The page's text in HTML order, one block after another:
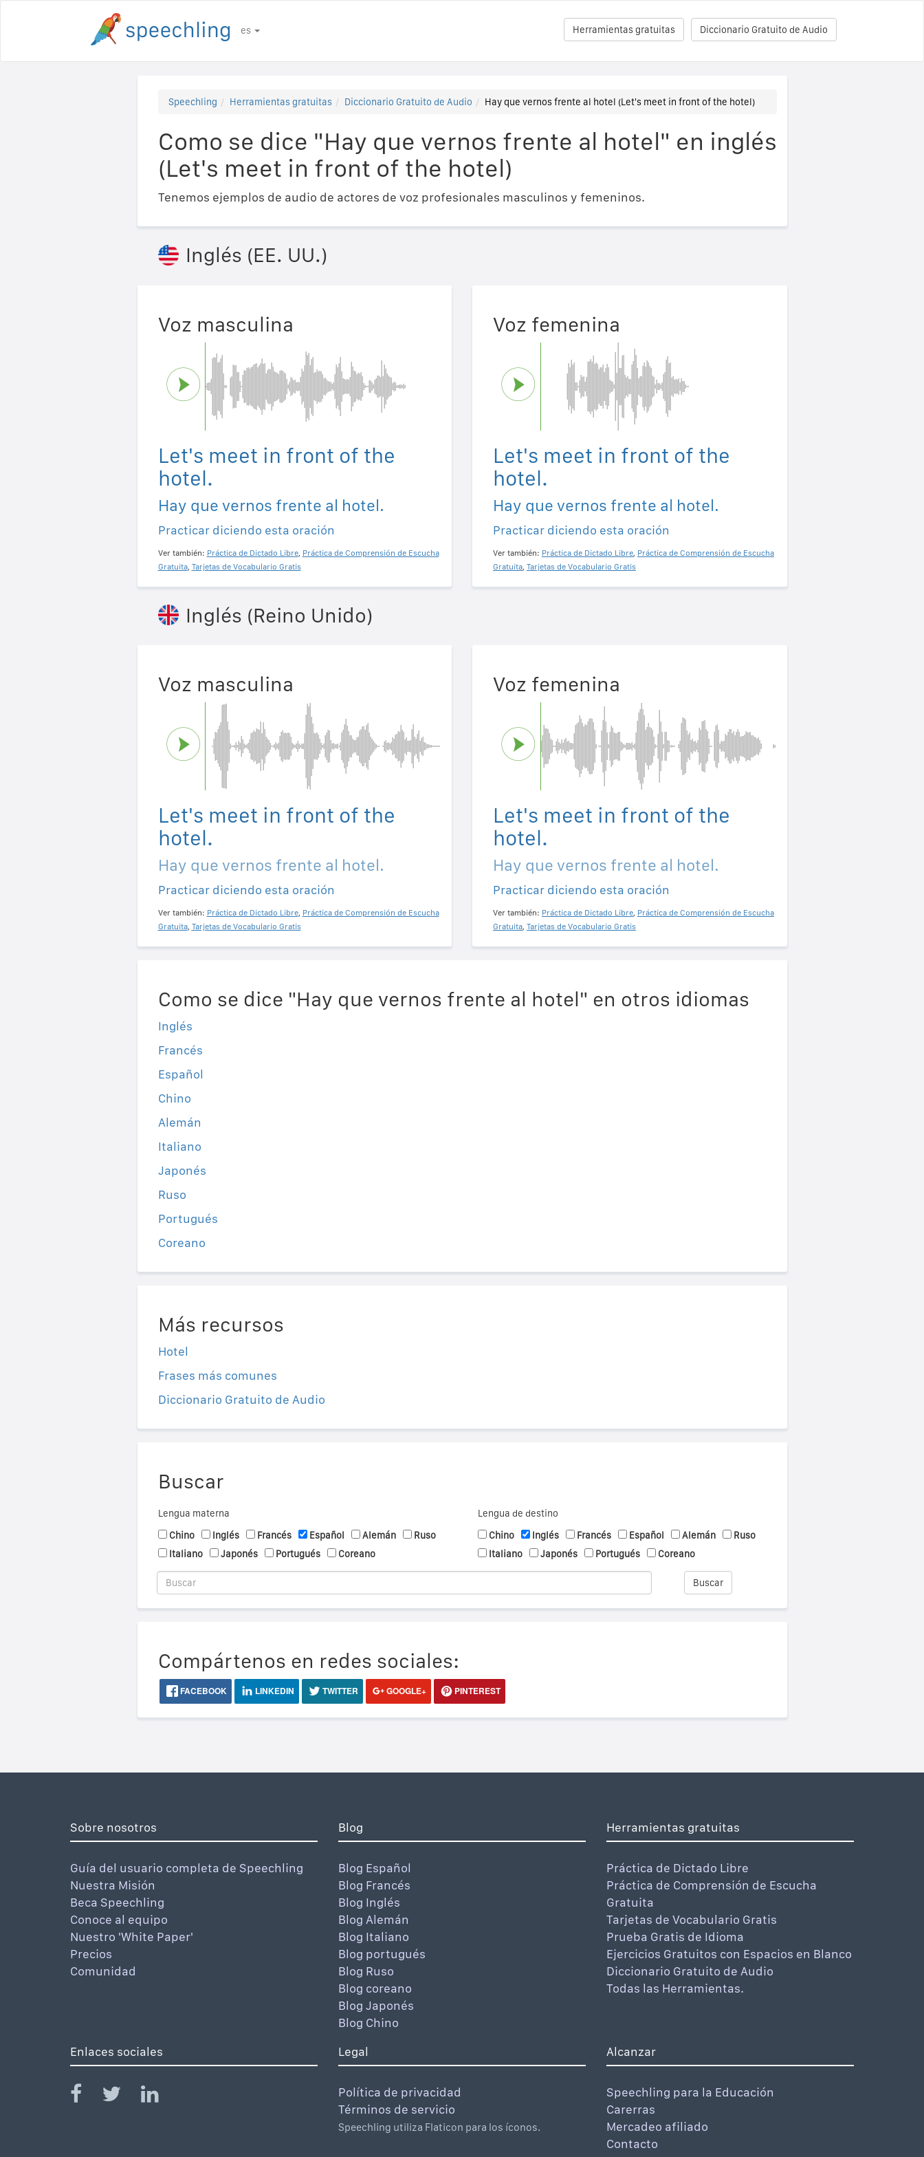
es Diccionario Gratuito de Audio
Herramientas gratuitas
Speechling Herramientas gratuitas Diccionario Gratuito de Audio Hay que vernos frente al hotel (Let's meet in front of the hotel)
Como se dice "Hay que vernos frente al hotel" en inglés
(Let's meet in front of the hotel)
Tenemos ejemplos de audio de actores de voz profesionales masculinos y femeninos.
Inglés (EE. UU.)
Voz masculina
Let's meet in front of the
hotel.
Hay que vernos frente al hotel.
Practicar diciendo esta oración
Ver también: Práctica de Dictado Libre, Práctica de Comprensión de Escucha
Gratuita, Tarjetas de Vocabulario Gratis
Voz femenina
Let's meet in front of the
hotel.
Hay que vernos frente al hotel.
Practicar diciendo esta oración
Ver también: Práctica de Dictado Libre, Práctica de Comprensión de Escucha
Gratuita, Tarjetas de Vocabulario Gratis
Inglés (Reino Unido)
Voz masculina
Let's meet in front of the
hotel.
Hay que vernos frente al hotel.
Practicar diciendo esta oración
Ver también: Práctica de Dictado Libre, Práctica de Comprensión de Escucha
Gratuita, Tarjetas de Vocabulario Gratis
Voz femenina
Let's meet in front of the
hotel.
Hay que vernos frente al hotel.
Practicar diciendo esta oración
Ver también: Práctica de Dictado Libre, Práctica de Comprensión de Escucha
Gratuita, Tarjetas de Vocabulario Gratis
Como se dice "Hay que vernos frente al hotel" en otros idiomas
Inglés
Francés
Español
Chino
Alemán
Italiano
Japonés
Ruso
Portugués
Coreano
Más recursos
Hotel
Frases más comunes
Diccionario Gratuito de Audio
Buscar
Lengua materna
Chino
Inglés Francés Español Alemán
Ruso
Italiano
Japonés Portugués Coreano
Lengua de destino
Chino
Inglés Francés Español Alemán
Ruso
Italiano
Japonés Portugués Coreano
Buscar
Compártenos en redes sociales:
FACEBOOK LINKEDIN TWITTER GOOGLE+ PINTEREST
Sobre nosotros
Guía del usuario completa de Speechling
Nuestra Misión
Beca Speechling
Conoce al equipo
Nuestro 'White Paper'
Precios
Comunidad
Blog
Blog Español
Blog Francés
Blog Inglés
Blog Alemán
Blog Italiano
Blog portugués
Blog Ruso
Blog coreano
Blog Japonés
Blog Chino
Herramientas gratuitas
Práctica de Dictado Libre
Práctica de Comprensión de Escucha
Gratuita
Tarjetas de Vocabulario Gratis
Prueba Gratis de Idioma
Ejercicios Gratuitos con Espacios en Blanco
Diccionario Gratuito de Audio
Todas las Herramientas.
Enlaces sociales Legal
Política de privacidad
Términos de servicio
Speechling utiliza Flaticon para los íconos.
Alcanzar
Speechling para la Educación
Carerras
Mercadeo afiliado
Contacto